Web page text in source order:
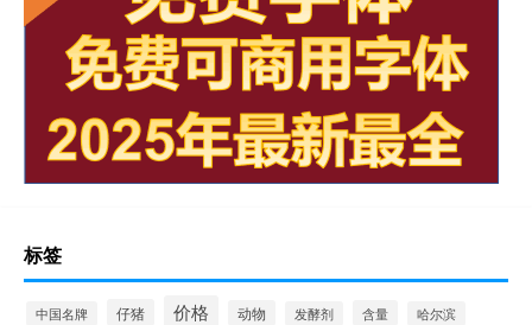
标签
中国名牌 仔猪 价格 动物 发酵剂 含量 哈尔滨